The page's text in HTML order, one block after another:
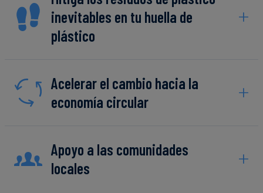
inevitables en tu huella de
plástico
Acelerar el cambio hacia la
economía circular
Apoyo a las comunidades
locales